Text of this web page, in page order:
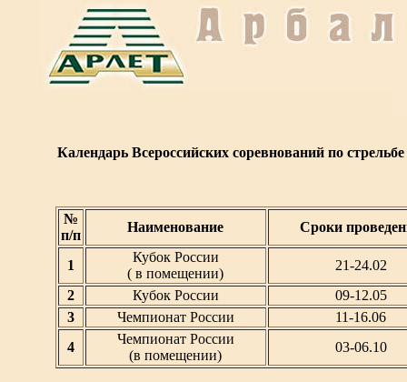
Календарь Всероссийских соревнований по
№
п/п
Наименование Сроки
1
Кубок России
( в помещении)
21-24.02
2
Кубок России
09-12.05
3
Чемпионат России
11-16.06
4
Чемпионат России
(в помещении)
03-06.10